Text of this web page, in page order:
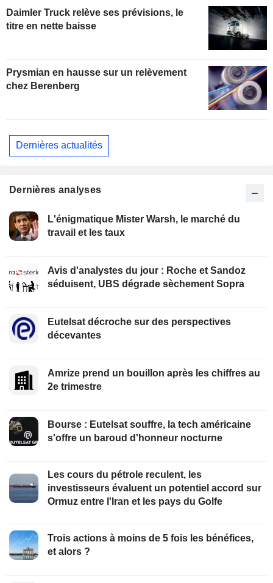
Daimler Truck relève ses prévisions, le
titre en nette baisse
Prysmian en hausse sur un relèvement
chez Berenberg
Dernières actualités
Dernières analyses
L'énigmatique Mister Warsh, le marché du
travail et les taux
Avis d'analystes du jour : Roche et Sandoz
séduisent, UBS dégrade sèchement Sopra
Eutelsat décroche sur des perspectives
décevantes
Amrize prend un bouillon après les chiffres au
2e trimestre
Bourse : Eutelsat souffre, la tech américaine
s'offre un baroud d'honneur nocturne
Les cours du pétrole reculent, les
investisseurs évaluent un potentiel accord sur
Ormuz entre l'Iran et les pays du Golfe
Trois actions à moins de 5 fois les bénéfices,
et alors ?